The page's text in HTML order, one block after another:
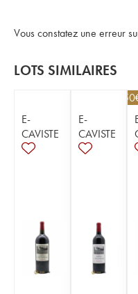
Vous constatez une erreur
LOTS SIMILAIRES
E-
CAVISTE
E-
CAVISTE
67,50